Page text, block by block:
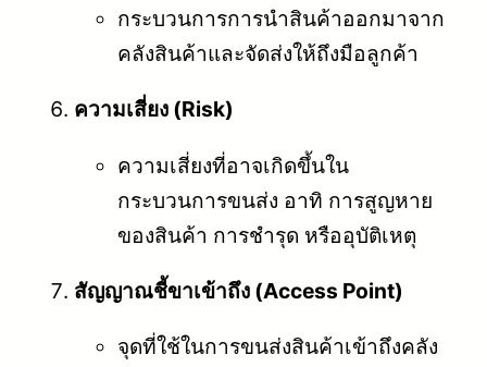
กระบวนการการนำสินค้าออกมาจาก
คลังสินค้าและจัดส่งให้ถึงมือลูกค้า
ความเสี่ยง (Risk)
ความเสี่ยงที่อาจเกิดขึ้นใน
กระบวนการขนส่ง อาทิ การสูญหาย
ของสินค้า การชำรุด หรืออุบัติเหตุ
สัญญาณชี้ขาเข้าถึง (Access Point)
จุดที่ใช้ในการขนส่งสินค้าเข้าถึงคลัง